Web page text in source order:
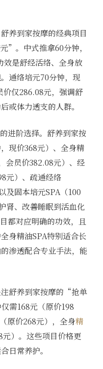
养到家按摩的经典项目
。中式推拿60分钟，
是舒经活络、全身放
通络培元70分钟，现
价仅286.08元，强调舒
或体力透支的人群。
进阶选择。舒养到家按
现价368元）、全身精
会员价382.08元）、经
元）、疏通经络
及固本培元SPA（100
肾、改善睡眠到活血化
都对应明确的功效，且
身精油SPA特别适合长
渗透配合专业手法，能
舒养到家按摩的“抢单
需168元（原价198
原价268元），全身精
）。这些项目价格更
日常养护。